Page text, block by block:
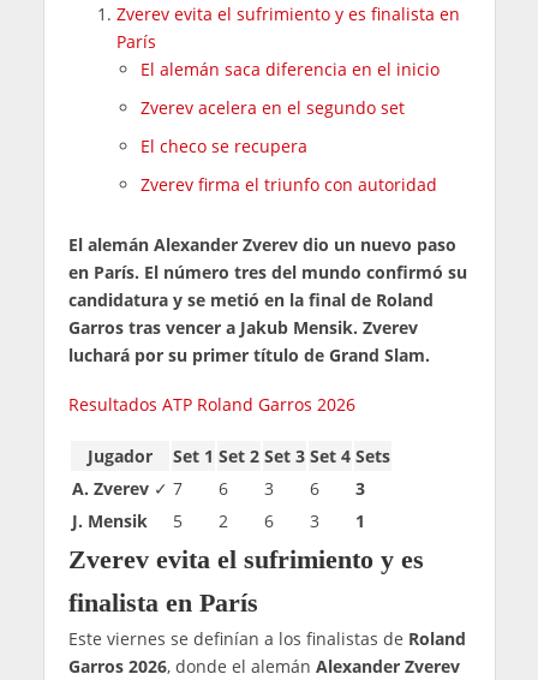
Zverev evita el sufrimiento y es finalista en
París
El alemán saca diferencia en el inicio
Zverev acelera en el segundo set
El checo se recupera
Zverev firma el triunfo con autoridad
El alemán Alexander Zverev dio un nuevo paso
en París. El número tres del mundo confirmó su
candidatura y se metió en la final de Roland
Garros tras vencer a Jakub Mensik. Zverev
luchará por su primer título de Grand Slam.
Resultados ATP Roland Garros 2026
Jugador Set 1 Set 2 Set 3 Set 4 Sets
A. Zverev✓ 7 6 3 6
3
J. Mensik
5 2 6 3 1
Zverev evita el sufrimiento y es
finalista en París
Este viernes se definían a los finalistas de Roland
Garros 2026, donde el alemán Alexander Zverev